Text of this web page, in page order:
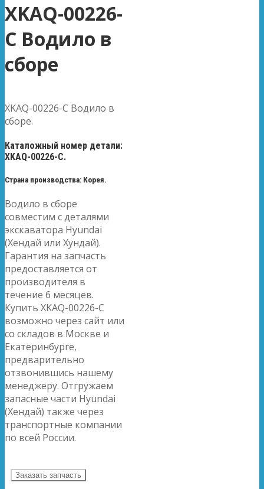
XKAQ-00226-
C Водило в
сборе
XKAQ-00226-C Водило в
сборе.
Каталожный номер детали:
XKAQ-00226-C.
Страна производства: Корея.
Водило в сборе
совместим с деталями
экскаватора Hyundai
(Хендай или Хундай).
Гарантия на запчасть
предоставляется от
производителя в
течение 6 месяцев.
Купить XKAQ-00226-C
возможно через сайт или
со складов в Москве и
Екатеринбурге,
предварительно
отзвонившись нашему
менеджеру. Отгружаем
запасные части Hyundai
(Хендай) также через
транспортные компании
по всей России.
Заказать запчасть